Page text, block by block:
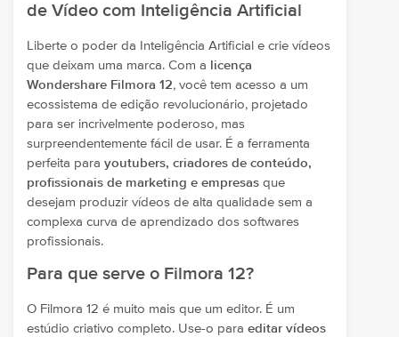
de Vídeo com Inteligência Artificial
Liberte o poder da Inteligência Artificial e crie vídeos
que deixam uma marca. Com a
licença
Wondershare Filmora 12, você tem acesso a um
ecossistema de edição revolucionário, projetado
para ser incrivelmente poderoso, mas
surpreendentemente fácil de usar. É a ferramenta
perfeita para youtubers, criadores de conteúdo,
profissionais de marketing e empresas que
desejam produzir vídeos de alta qualidade sem a
complexa curva de aprendizado dos softwares
profissionais.
Para que serve o Filmora 12?
O Filmora 12 é muito mais que um editor. É um
estúdio criativo completo. Use-o para editar vídeos